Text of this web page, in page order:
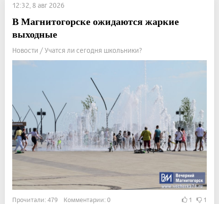
12:32, 8 авг 2026
В Магнитогорске ожидаются жаркие
выходные
Новости / Учатся ли сегодня школьники?
Прочитали: 479 Комментарии: 0 1 1